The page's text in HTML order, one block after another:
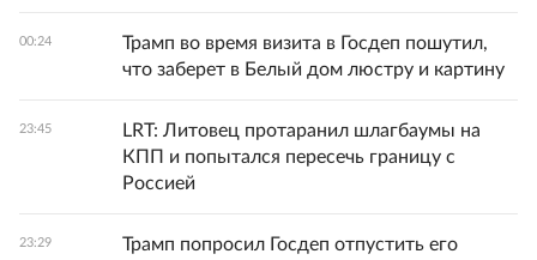
00:24
Трамп во время визита в Госдеп пошутил,
что заберет в Белый дом люстру и картину
23:45
LRT: Литовец протаранил шлагбаумы на
КПП и попытался пересечь границу с
Россией
23:29
Трамп попросил Госдеп отпустить его